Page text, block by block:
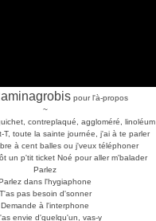
pour l'à-propos
~
contreplaqué, aggloméré, linoléum
T, toute la sainte journée, j'ai à te parler
à cent balles ou j'veux téléphoner
un p'tit ticket Noé pour aller m'balader
Parlez
dans l'hygiaphone
T'as pas besoin d'sonner
Demande à l'interphone
envie d'quelqu'un, vas-y